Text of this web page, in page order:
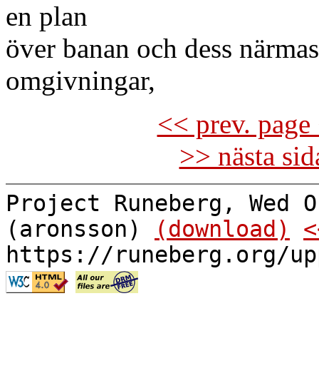
en plan
över banan och dess
omgivningar,
<< prev.
>> nästa
Project Runeberg, Wed
(aronsson)
(download)
https://runeberg.org/